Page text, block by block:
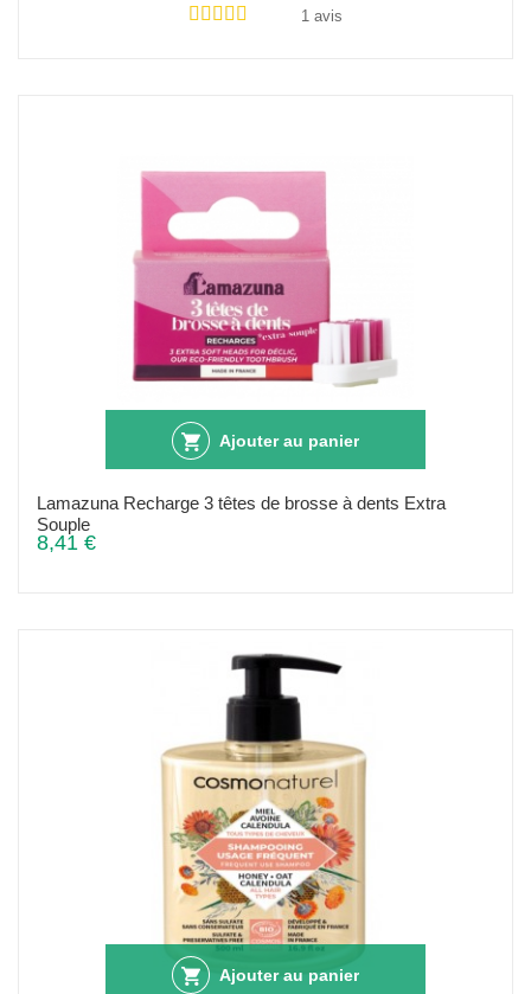
1 avis
Ajouter au panier
Lamazuna Recharge 3 têtes de brosse à dents Extra
Souple
8,41 €
Ajouter au panier